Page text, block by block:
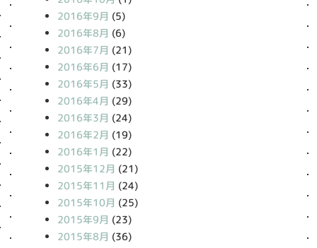
2016年9月 (5)
2016年8月 (6)
2016年7月 (21)
2016年6月 (17)
2016年5月 (33)
2016年4月 (29)
2016年3月 (24)
2016年2月 (19)
2016年1月 (22)
2015年12月 (21)
2015年11月 (24)
2015年10月 (25)
2015年9月 (23)
2015年8月 (36)